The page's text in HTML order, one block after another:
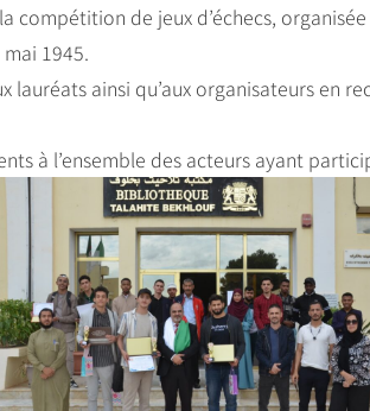
compétition de jeux d’échecs,
1945.
ainsi qu’aux organisateurs en
à l’ensemble des acteurs ayant